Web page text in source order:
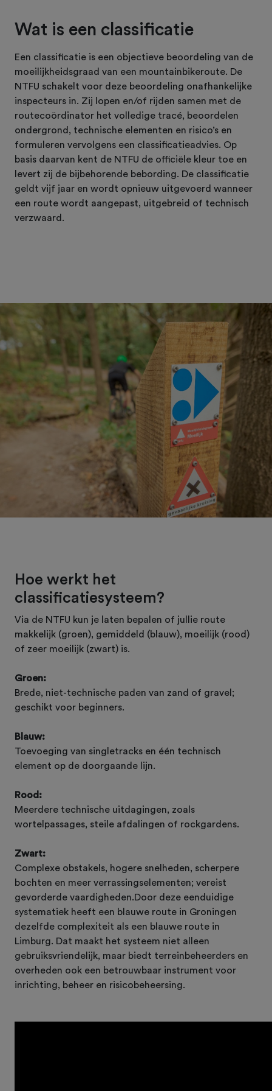
Wat is een classificatie
Een classificatie is een objectieve beoordeling van de
moeilijkheidsgraad van een mountainbikeroute. De
NTFU schakelt voor deze beoordeling onafhankelijke
inspecteurs in. Zij lopen en/of rijden samen met de
routecoördinator het volledige tracé, beoordelen
ondergrond, technische elementen en risico’s en
formuleren vervolgens een classificatieadvies. Op
basis daarvan kent de NTFU de officiële kleur toe en
levert zij de bijbehorende bebording. De classificatie
geldt vijf jaar en wordt opnieuw uitgevoerd wanneer
een route wordt aangepast, uitgebreid of technisch
verzwaard.
Hoe werkt het
classificatiesysteem?
Via de NTFU kun je laten bepalen of jullie route
makkelijk (groen), gemiddeld (blauw), moeilijk (rood)
of zeer moeilijk (zwart) is.
Groen:
Brede, niet-technische paden van zand of gravel;
geschikt voor beginners.
Blauw:
Toevoeging van singletracks en één technisch
element op de doorgaande lijn.
Rood:
Meerdere technische uitdagingen, zoals
wortelpassages, steile afdalingen of rockgardens.
Zwart:
Complexe obstakels, hogere snelheden, scherpere
bochten en meer verrassingselementen; vereist
gevorderde vaardigheden.Door deze eenduidige
systematiek heeft een blauwe route in Groningen
dezelfde complexiteit als een blauwe route in
Limburg. Dat maakt het systeem niet alleen
gebruiksvriendelijk, maar biedt terreinbeheerders en
overheden ook een betrouwbaar instrument voor
inrichting, beheer en risicobeheersing.